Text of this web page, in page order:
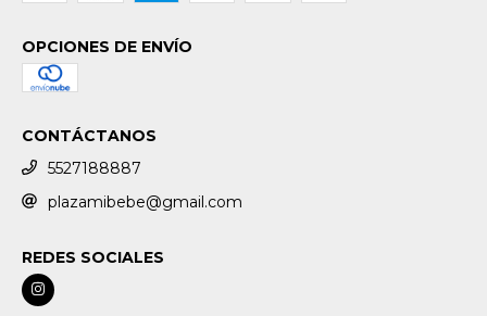
OPCIONES DE ENVÍO
CONTÁCTANOS
5527188887
plazamibebe@gmail.com
REDES SOCIALES